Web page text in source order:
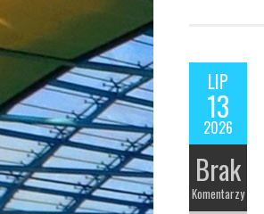
LIP
13
2026
Brak
Komentarzy